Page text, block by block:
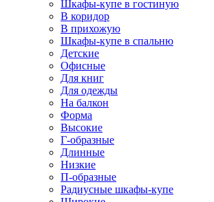
Шкафы-купе в гостиную
В коридор
В прихожую
Шкафы-купе в спальню
Детские
Офисные
Для книг
Для одежды
На балкон
Форма
Высокие
Г-образные
Длинные
Низкие
П-образные
Радиусные шкафы-купе